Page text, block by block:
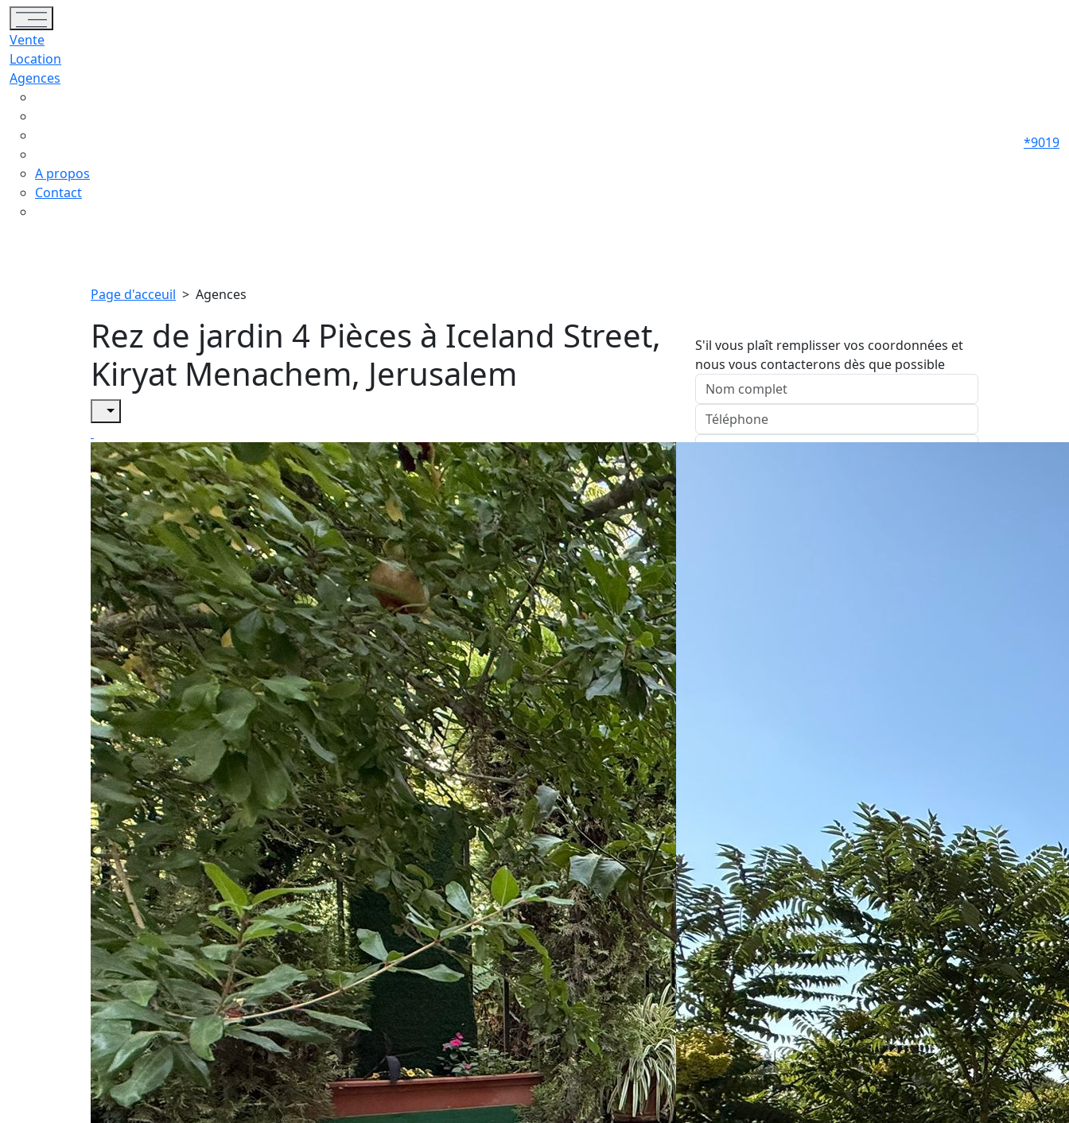
Toggle navigation
Vente
Location
Agences
A propos
Contact
*9019
Page d'acceuil > Agences
Rez de jardin 4 Pièces à Iceland Street,
Kiryat Menachem, Jerusalem
S'il vous plaît remplisser vos coordonnées et
nous vous contacterons dès que possible